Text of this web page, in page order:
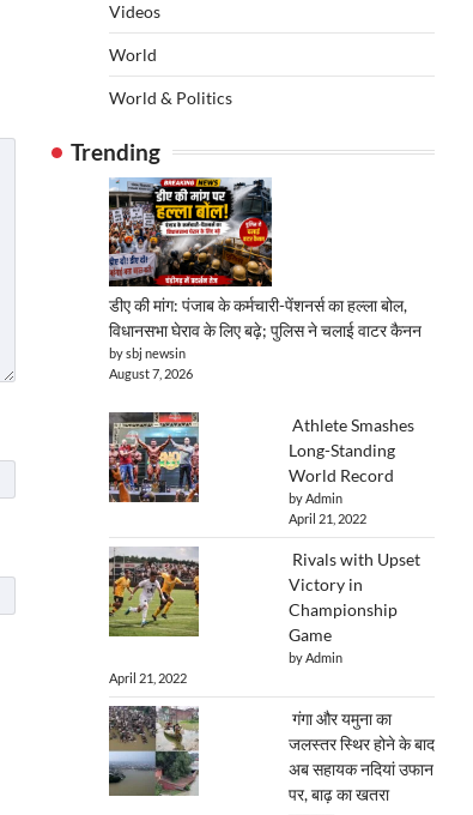
Videos
World
World & Politics
Trending
डीए की मांग: पंजाब के कर्मचारी-पेंशनर्स का हल्ला बोल,
विधानसभा घेराव के लिए बढ़े; पुलिस ने चलाई वाटर कैनन
by sbj newsin
August 7, 2026
Athlete Smashes
Long-Standing
World Record
by Admin
April 21, 2022
Rivals with Upset
Victory in
Championship
Game
by Admin
April 21, 2022
गंगा और यमुना का
जलस्तर स्थिर होने के बाद
अब सहायक नदियां उफान
पर, बाढ़ का खतरा